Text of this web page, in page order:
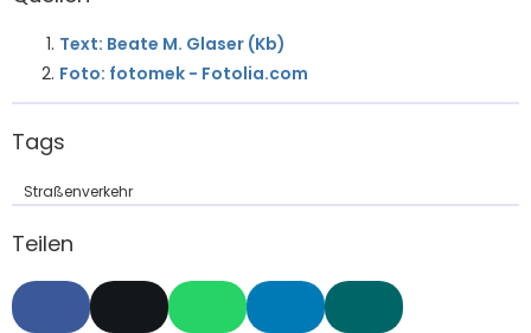
Text: Beate M. Glaser (Kb)
Foto: fotomek - Fotolia.com
Tags
Straßenverkehr
Teilen